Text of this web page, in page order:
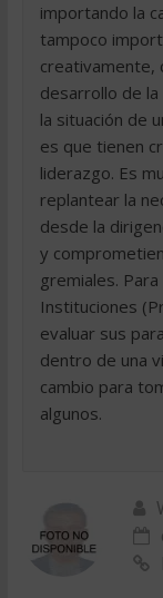
importando la
tampoco
creativamente,
desarrollo de
la situación de
es que tienen
liderazgo. Es
replantear la
desde la
y
gremiales.
Instituciones
evaluar sus
dentro de una
cambio para
algunos.